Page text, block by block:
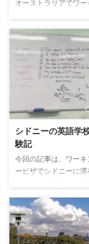
で、常にサーフィンが
アメリカに住んでいた
オーストラリアでワー
ことを考えると不安
いというあなたに向け
た。 何故ワーキングホ
行きたいのか？ あな
キングホリデーに行
何でしょうか？ 外国
いから？ 英語が話せ
りたいから？ 日本以
から？ 今の生活が嫌
境を変えたいから？ 外
達が欲しいから？ 人
人とのであいが欲し
ただ、ワーホリって面
シドニーの英語学
験記
今回の記事は、ワー
ービザでシドニーに
た、本人による体験記
ドニーの学校選び 僕
で3か月間英語を学ぶ